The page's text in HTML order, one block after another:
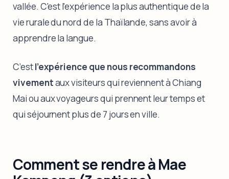
vallée. C'est l'expérience la plus authentique de la
vie rurale du nord de la Thaïlande, sans avoir à
apprendre la langue.
C’estl’expérience que nous recommandons
vivementaux visiteurs qui reviennent à Chiang
Mai ou aux voyageurs qui prennent leur temps et
qui séjournent plus de 7 jours en ville.
Comment se rendre à Mae